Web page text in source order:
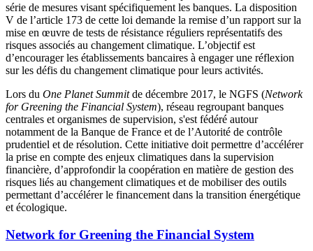
série de mesures visant spécifiquement les banques. La disposition
V de l’article 173 de cette loi demande la remise d’un rapport sur la
mise en œuvre de tests de résistance réguliers représentatifs des
risques associés au changement climatique. L’objectif est
d’encourager les établissements bancaires à engager une réflexion
sur les défis du changement climatique pour leurs activités.
Lors du One Planet Summitde décembre 2017, le NGFS (Network
for Greening the Financial System), réseau regroupant banques
centrales et organismes de supervision, s'est fédéré autour
notamment de la Banque de France et de l’Autorité de contrôle
prudentiel et de résolution. Cette initiative doit permettre d’accélérer
la prise en compte des enjeux climatiques dans la supervision
financière, d’approfondir la coopération en matière de gestion des
risques liés au changement climatiques et de mobiliser des outils
permettant d’accélérer le financement dans la transition énergétique
et écologique.
Network for Greening the Financial System